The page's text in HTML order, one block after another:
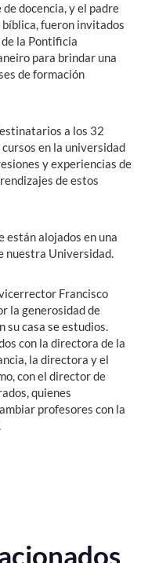
docencia, y el padre
fueron invitados
la Pontificia
para brindar una
de formación
a los 32
en la universidad
y experiencias de
de estos
están alojados en una
nuestra Universidad.
Francisco
la generosidad de
su casa se estudios.
con la directora de la
la directora y el
con el director de
quienes
profesores con la